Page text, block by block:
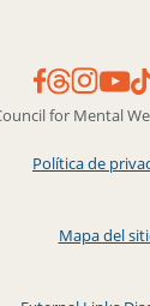
for Mental
Política de
Mapa del